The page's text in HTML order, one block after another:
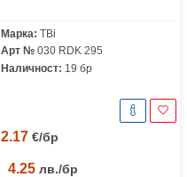
Марка: TBi
Арт № 030 RDK 295
Наличност: 19 бр
2.17 €/бр
4.25 лв./бр